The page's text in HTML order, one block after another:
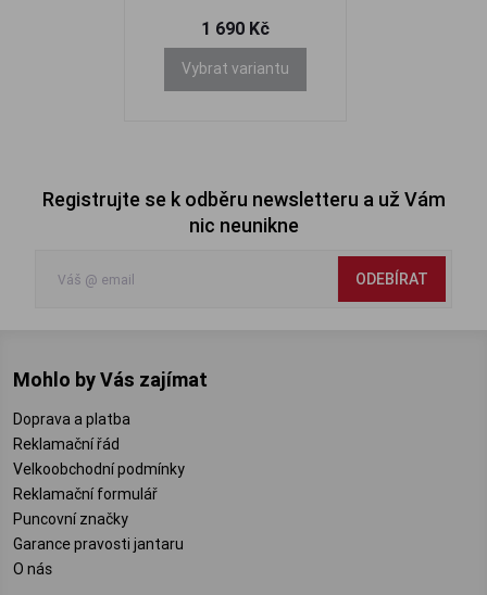
1 690 Kč
Vybrat variantu
Registrujte se k odběru newsletteru a už Vám
nic neunikne
ODEBÍRAT
Mohlo by Vás zajímat
Doprava a platba
Reklamační řád
Velkoobchodní podmínky
Reklamační formulář
Puncovní značky
Garance pravosti jantaru
O nás